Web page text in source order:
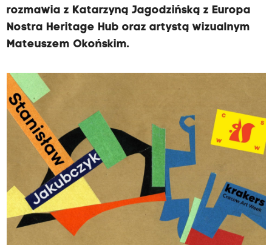
rozmawia z Katarzyną Jagodzińską z Europa
Nostra Heritage Hub oraz artystą wizualnym
Mateuszem Okońskim.